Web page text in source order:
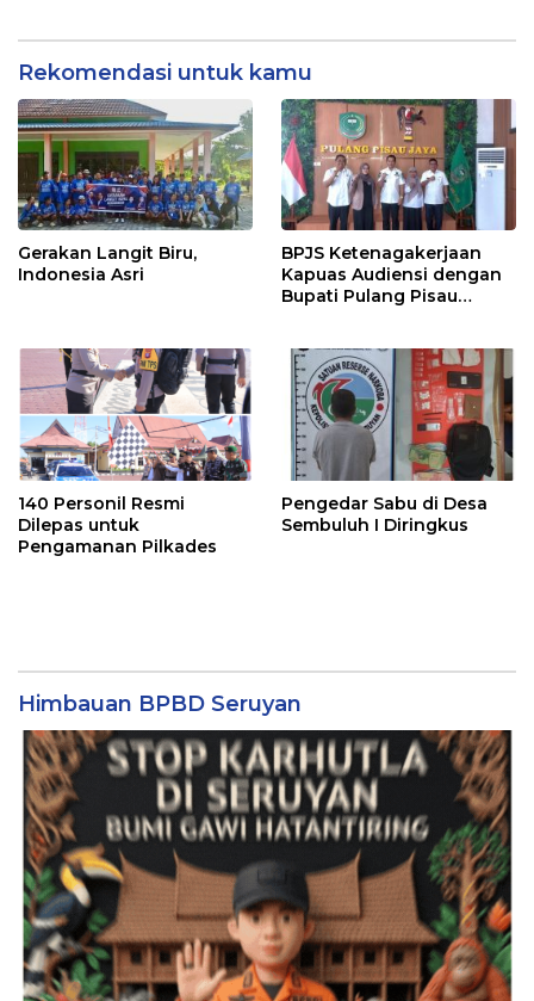
Rekomendasi untuk kamu
Gerakan Langit Biru,
Indonesia Asri
BPJS Ketenagakerjaan
Kapuas Audiensi dengan
Bupati Pulang Pisau
Pekerja Rentan
140 Personil Resmi
Dilepas untuk
Pengamanan Pilkades
Pengedar Sabu di Desa
Sembuluh I Diringkus
Himbauan BPBD Seruyan